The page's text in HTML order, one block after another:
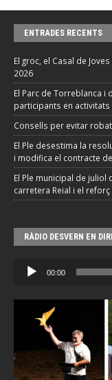
ENTRADES RECENTS
El groc, el Casal de
2026
El Parc de Torreblanca i
participants en
Consells per evitar
El Ple desestima la
i modifica el contracte de
El Ple municipal de
carretera Reial i el reforç
RÀDIO DESVERN EN
Reproductor
d'àudio
00:00